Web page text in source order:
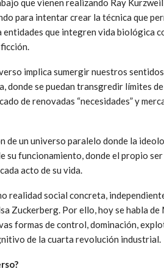
que vienen realizando Ray
para intentar crear la técnica que
entidades que integren vida biológica
implica sumergir nuestros
donde se puedan transgredir límites
de renovadas “necesidades” y
de un universo paralelo donde la
su funcionamiento, donde el propio ser
acto de su vida.
realidad social concreta,
Zuckerberg. Por ello, hoy se habla
formas de control, dominación,
de la cuarta revolución industrial.